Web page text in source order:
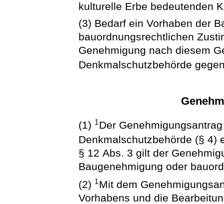
kulturelle Erbe bedeutenden
(3) Bedarf ein Vorhaben der
bauordnungsrechtlichen
Genehmigung nach diesem
Denkmalschutzbehörde
(1) 1Der
Denkmalschutzbehörde (§ 4)
§ 12 Abs. 3 gilt der
Baugenehmigung oder
(2) 1Mit dem
Vorhabens und die